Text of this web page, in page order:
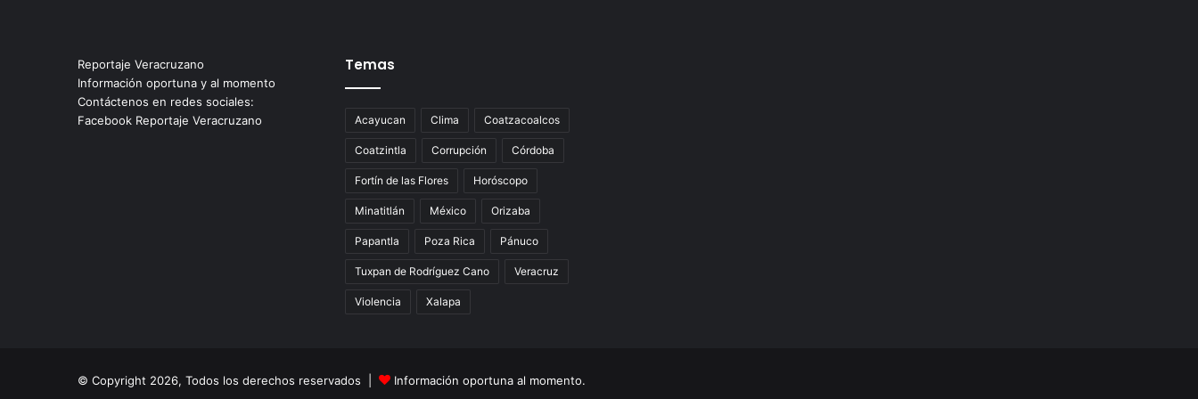
Reportaje Veracruzano
Información oportuna y al momento
Contáctenos en redes sociales:
Facebook Reportaje Veracruzano
Temas
Acayucan Clima Coatzacoalcos
Coatzintla Corrupción Córdoba
Fortín de las Flores Horóscopo
Minatitlán México Orizaba
Papantla Poza Rica Pánuco
Tuxpan de Rodríguez Cano Veracruz
Violencia Xalapa
© Copyright 2026, Todos los derechos reservados | Información oportuna al momento.